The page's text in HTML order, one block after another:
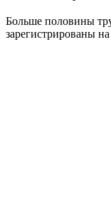
Больше половины
зарегистрированы